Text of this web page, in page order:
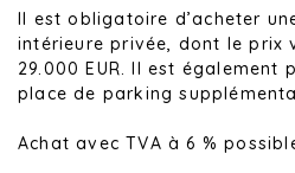
Il est obligatoire d’acheter
intérieure privée, dont le prix
29.000 EUR. Il est également
place de parking
Achat avec TVA à 6 %